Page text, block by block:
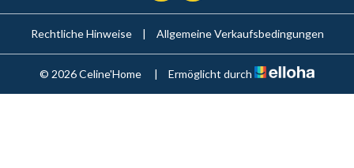
Rechtliche Hinweise | Allgemeine Verkaufsbedingungen
© 2026 Celine'Home | Ermöglicht durch